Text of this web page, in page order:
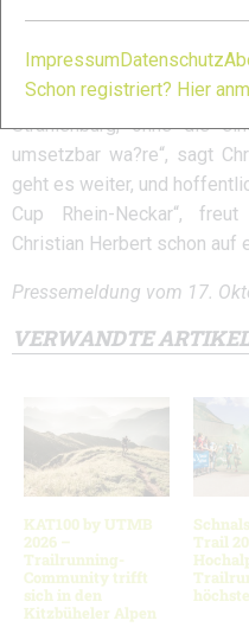
freiwilligen Helfer vom
sowie das ganze
Strahlenburg, ohne die
umsetzbar wa?re“, sagt
geht es weiter, und
Cup Rhein-Neckar“,
Christian Herbert schon auf
Pressemeldung vom 17.
VERWANDTE
KAT100 by UTMB
2026 –
Trailrunning-
Community trifft
sich in den
Kitzbüheler Alpen
Trail
ImpressumDatenschutz
Schon registriert? Hier